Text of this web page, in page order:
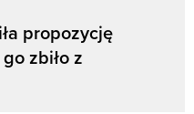
propozycję
zbiło z